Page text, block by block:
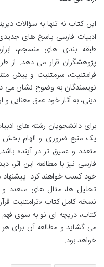
این کتاب نه تنها به سؤالات
ادبیات فارسی پاسخ های
طبقه بندی های منسجم،
پژوهشگران قرار می دهد. از
فرامتنیت، سرمتنیت و بیش
نویسندگان به وضوح نشان می
دینی، به آثار خود عمق معنایی
برای دانشجویان رشته های
یک منبع ضروری و الهام
متعدد و عمیق تر در آینده
فارسی نیز با مطالعه این اثر،
خود کسب خواهند کرد. پیشنهاد
تحلیل ها، مثال های متعدد
نسخه کامل کتاب «ترامتنیت
کتاب، دریچه ای نو به سوی فهم
می گشاید و مطالعه آن برای
خواهد بود.